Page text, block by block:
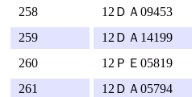
258
12ＤＡ09453
259
12ＤＡ14199
260
12ＰＥ05819
261
12ＤＡ05794